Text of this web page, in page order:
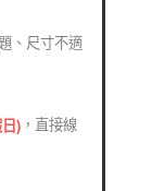
、尺寸不適
) ，直接線